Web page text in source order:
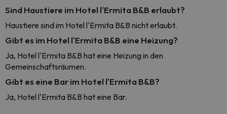
Sind Haustiere im Hotel l'Ermita B&B erlaubt?
Haustiere sind im Hotel l'Ermita B&B nicht erlaubt.
Gibt es im Hotel l'Ermita B&B eine Heizung?
Ja, Hotel l'Ermita B&B hat eine Heizung in den
Gemeinschaftsräumen.
Gibt es eine Bar im Hotel l'Ermita B&B?
Ja, Hotel l'Ermita B&B hat eine Bar.